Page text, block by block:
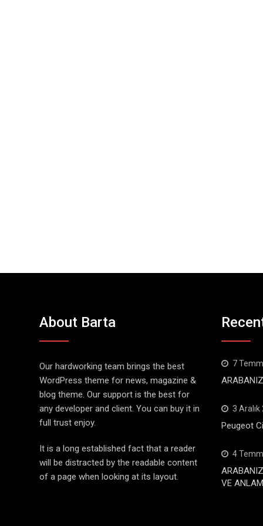
About Barta
Our hardworking team brings the best
WordPress theme for news, magazine &
blog theme. Our support is the best for
any developer and client. You can buy it in
full trust enjoy.
It is a long established fact that a reader
will be distracted by the readable content
of a page when looking at its layout.
7
3 Aralık
Peugeot
4
VE